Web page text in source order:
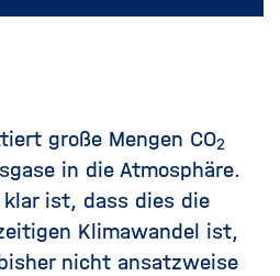
große Mengen CO2
in die Atmosphäre.
ist, dass dies die
Klimawandel ist,
nicht ansatzweise